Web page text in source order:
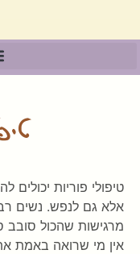
טיפולי פוריות
אלא גם לנפש. נשים
מרגישות שהכול סובב
אין מי שרואה באמת